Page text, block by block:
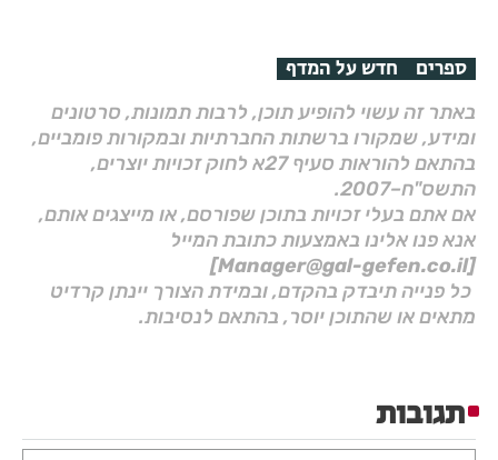
ספרים חדש על המדף
באתר זה עשוי להופיע תוכן, לרבות תמונות, סרטונים
ומידע, שמקורו ברשתות החברתיות ובמקורות פומביים,
בהתאם להוראות סעיף 27א לחוק זכויות יוצרים,
התשס"ח–2007.
אם אתם בעלי זכויות בתוכן שפורסם, או מייצגים אותם,
אנא פנו אלינו באמצעות כתובת המייל
[Manager@gal-gefen.co.il]
כל פנייה תיבדק בהקדם, ובמידת הצורך יינתן קרדיט
מתאים או שהתוכן יוסר, בהתאם לנסיבות.
תגובות